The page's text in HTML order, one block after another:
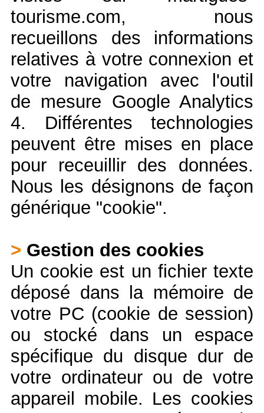
tourisme.com, nous
recueillons des informations
relatives à votre connexion et
votre navigation avec l'outil
de mesure Google Analytics
4. Différentes technologies
peuvent être mises en place
pour receuillir des données.
Nous les désignons de façon
générique "cookie".
> Gestion des cookies
Un cookie est un fichier texte
déposé dans la mémoire de
votre PC (cookie de session)
ou stocké dans un espace
spécifique du disque dur de
votre ordinateur ou de votre
appareil mobile. Les cookies